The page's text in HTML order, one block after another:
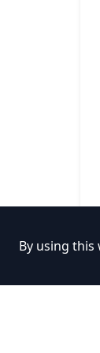
By using